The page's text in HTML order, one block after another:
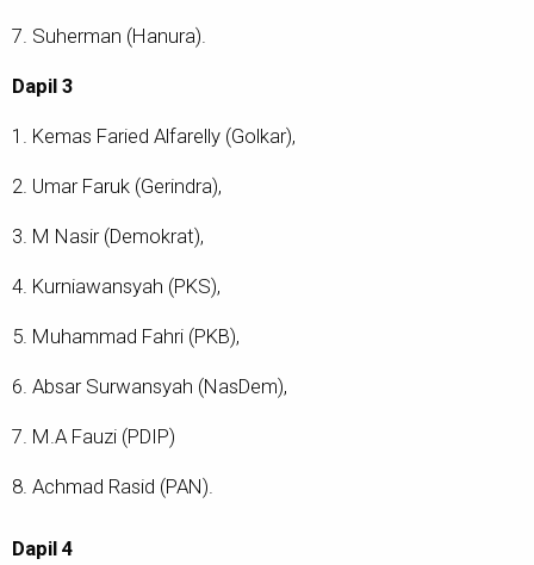
7. Suherman (Hanura).
Dapil 3
1. Kemas Faried Alfarelly (Golkar),
2. Umar Faruk (Gerindra),
3. M Nasir (Demokrat),
4. Kurniawansyah (PKS),
5. Muhammad Fahri (PKB),
6. Absar Surwansyah (NasDem),
7. M.A Fauzi (PDIP)
8. Achmad Rasid (PAN).
Dapil 4